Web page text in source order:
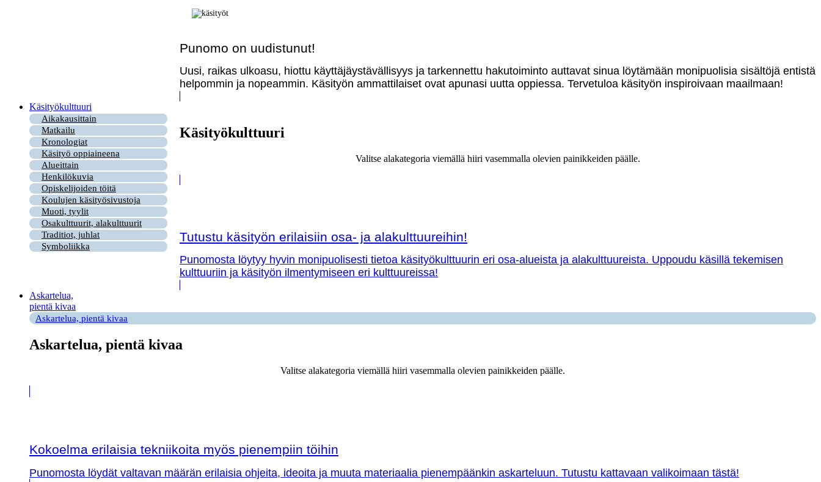
Punomo on uudistunut!
Uusi, raikas ulkoasu, hiottu käyttäjäystävällisyys ja tarkennettu hakutoiminto auttavat sinua löytämään monipuolisia sisältöjä entistä
helpommin ja nopeammin. Käsityön ammattilaiset ovat apunasi uutta oppiessa. Tervetuloa käsityön inspiroivaan maailmaan!
Käsityökulttuuri
Aikakausittain
Matkailu
Kronologiat
Käsityö oppiaineena
Alueittain
Henkilökuvia
Opiskelijoiden töitä
Koulujen käsityösivustoja
Muoti, tyylit
Osakulttuurit, alakulttuurit
Traditiot, juhlat
Symboliikka
Käsityökulttuuri
Valitse alakategoria viemällä hiiri vasemmalla olevien painikkeiden päälle.
Tutustu käsityön erilaisiin osa- ja alakulttuureihin!
Punomosta löytyy hyvin monipuolisesti tietoa käsityökulttuurin eri osa-alueista ja alakulttuureista. Uppoudu käsillä tekemisen
kulttuuriin ja käsityön ilmentymiseen eri kulttuureissa!
Askartelua,
pientä kivaa
Askartelua, pientä kivaa
Askartelua, pientä kivaa
Valitse alakategoria viemällä hiiri vasemmalla olevien painikkeiden päälle.
Kokoelma erilaisia tekniikoita myös pienempiin töihin
Punomosta löydät valtavan määrän erilaisia ohjeita, ideoita ja muuta materiaalia pienempäänkin askarteluun. Tutustu kattavaan valikoimaan tästä!